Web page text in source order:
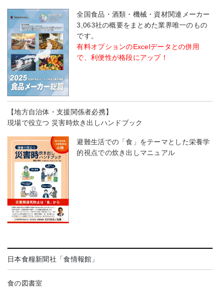
全国食品・酒類・機械・資材関連メーカー
3,063社の概要をまとめた業界唯一のもの
です。
有料オプションのExcelデータとの併用
で、利便性が格段にアップ！
【地方自治体・支援関係者必携】
現場で役立つ 災害時炊き出しハンドブック
避難生活での「食」をテーマとした栄養学
的視点での炊き出しマニュアル
日本食糧新聞社「食情報館」
食の図書室